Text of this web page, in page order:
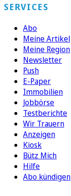
SERVICES
Abo
Meine Artikel
Meine Region
Newsletter
Push
E-Paper
Immobilien
Jobbörse
Testberichte
Wir Trauern
Anzeigen
Kiosk
Bütz Mich
Hilfe
Abo kündigen